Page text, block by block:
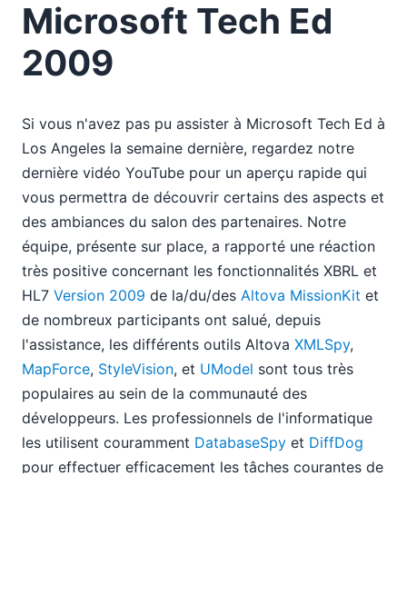
01
02
03
05
Venez rencontrer Altova lors de JavaOne
Altova présent à Microsoft Tech Ed 2009
Nouvelle conception de tableaux dans StyleVision
Visitez le stand d'Altova lors de l'événement TechEd
Partie 4 : Analyse d'une application existante avec
Altova UModel
Partie 3 : Analyse d'une application existante avec
Altova UModel
06
07
08
09
10
11
12
Microsoft Tech Ed
2009
Si vous n'avez pas pu assister à Microsoft Tech Ed à
Los Angeles la semaine dernière, regardez notre
dernière vidéo YouTube pour un aperçu rapide qui
vous permettra de découvrir certains des aspects et
des ambiances du salon des partenaires. Notre
équipe, présente sur place, a rapporté une réaction
très positive concernant les fonctionnalités XBRL et
HL7 Version 2009 de la/du/des Altova MissionKit et
de nombreux participants ont salué, depuis
l'assistance, les différents outils Altova XMLSpy,
MapForce, StyleVision, et UModel sont tous très
populaires au sein de la communauté des
développeurs. Les professionnels de l'informatique
les utilisent couramment DatabaseSpy et DiffDog
pour effectuer efficacement les tâches courantes de